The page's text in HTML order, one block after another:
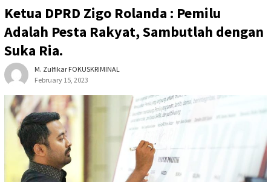
Ketua DPRD Zigo Rolanda : Pemilu
Adalah Pesta Rakyat, Sambutlah dengan
Suka Ria.
M. Zulfikar FOKUSKRIMINAL
February 15, 2023